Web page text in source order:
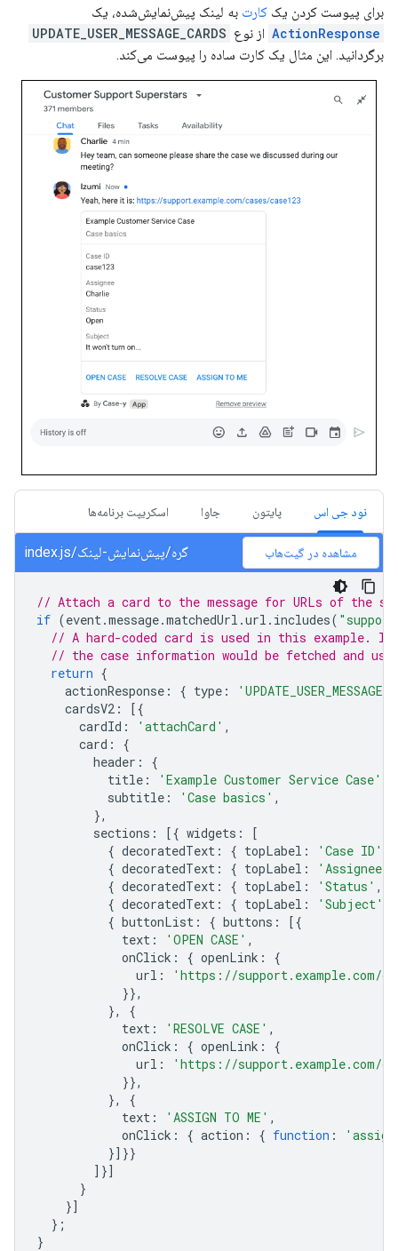
برای پیوست کردن یک کارت به لینک پیش‌نمایش‌شده، یک
ActionResponse از نوع UPDATE_USER_MESSAGE_CARDS
برگردانید. این مثال یک کارت ساده را پیوست می‌کند.
نود جی اس پایتون جاوا اسکریپت برنامه‌ها
گره/پیش‌نمایش-لینک/index.js مشاهده در گیت‌هاب
// Attach a card to the message for URLs of the
if (event .message.matchedUrl .url . includes(
// A hard-coded card is used in this example.
// the case information would be fetched and
return {
actionResponse : { type :
cardsV2 :
[{
cardId : 'attachCard' ,
card :
{
header :
{
title : 'Example Customer Service Case'
subtitle : 'Case basics' ,
},
sections : [{ widgets :
[
{ decoratedText : { topLabel : 'Case ID'
{ decoratedText : { topLabel : 'Assignee'
{ decoratedText : { topLabel : 'Status' ,
{ decoratedText : { topLabel : 'Subject'
{ buttonList : { buttons :
[{
text : 'OPEN CASE' ,
onClick : { openLink :
{
url :
'https://support.example.com/
}},
},
{
text : 'RESOLVE CASE' ,
onClick : { openLink :
{
url :
'https://support.example.com/
}},
},
{
text : 'ASSIGN TO ME' ,
onClick : { action : { function :
}]}}
]}]
}
}]
};
}